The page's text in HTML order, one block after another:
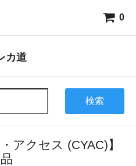
0
カ道
検索
アクセス (CYAC)】